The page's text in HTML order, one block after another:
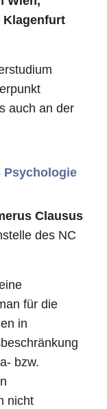
Klagenfurt
auch an der
Psychologie
Clausus
des NC
für die
in
bzw.
nicht